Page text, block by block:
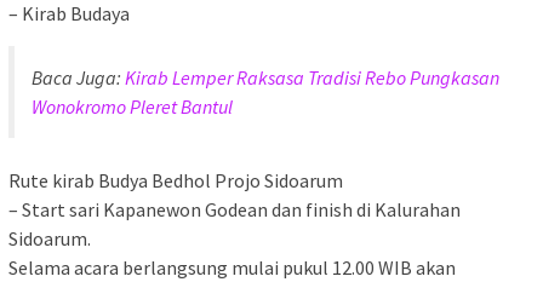
– Kirab Budaya
Baca Juga: Kirab Lemper Raksasa Tradisi Rebo Pungkasan
Wonokromo Pleret Bantul
Rute kirab Budya Bedhol Projo Sidoarum
– Start sari Kapanewon Godean dan finish di Kalurahan
Sidoarum.
Selama acara berlangsung mulai pukul 12.00 WIB akan